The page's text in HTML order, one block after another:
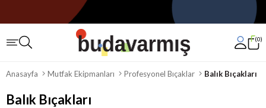
0
Anasayfa Mutfak Ekipmanları Profesyonel Bıçaklar Balık Bıçakları
Balık Bıçakları